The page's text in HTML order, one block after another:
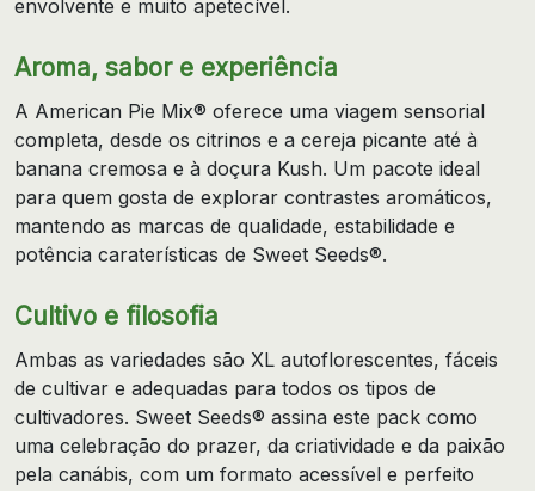
envolvente e muito apetecível.
Aroma, sabor e experiência
A American Pie Mix® oferece uma viagem sensorial
completa, desde os citrinos e a cereja picante até à
banana cremosa e à doçura Kush. Um pacote ideal
para quem gosta de explorar contrastes aromáticos,
mantendo as marcas de qualidade, estabilidade e
potência caraterísticas de Sweet Seeds®.
Cultivo e filosofia
Ambas as variedades são XL autoflorescentes, fáceis
de cultivar e adequadas para todos os tipos de
cultivadores. Sweet Seeds® assina este pack como
uma celebração do prazer, da criatividade e da paixão
pela canábis, com um formato acessível e perfeito